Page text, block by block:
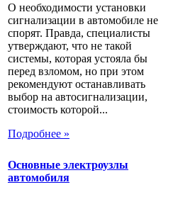
О необходимости установки
сигнализации в автомобиле не
спорят. Правда, специалисты
утверждают, что не такой
системы, которая устояла бы
перед взломом, но при этом
рекомендуют останавливать
выбор на автосигнализации,
стоимость которой...
Подробнее »
Основные электроузлы
автомобиля